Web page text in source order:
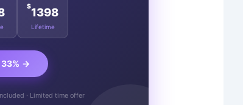
$1398
Lifetime
→
· Limited time offer